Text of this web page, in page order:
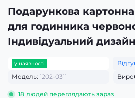
Подарункова
для годинника
Індивідуальний дизайн
у наявності
Модель: 1202-0311
18 людей переглядають зараз